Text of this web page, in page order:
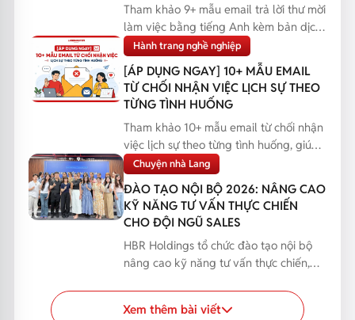
Tham khảo 9+ mẫu email trả lời thư mời
làm việc bằng tiếng Anh kèm bản dịch,
giúp bạn phản...
Hành trang nghề nghiệp
[ÁP DỤNG NGAY] 10+ MẪU EMAIL
TỪ CHỐI NHẬN VIỆC LỊCH SỰ THEO
TỪNG TÌNH HUỐNG
Tham khảo 10+ mẫu email từ chối nhận
việc lịch sự theo từng tình huống, giúp
bạn phản hồi...
Chuyện nhà Lang
ĐÀO TẠO NỘI BỘ 2026: NÂNG CAO
KỸ NĂNG TƯ VẤN THỰC CHIẾN
CHO ĐỘI NGŨ SALES
HBR Holdings tổ chức đào tạo nội bộ
nâng cao kỹ năng tư vấn thực chiến,
Xem thêm bài viết